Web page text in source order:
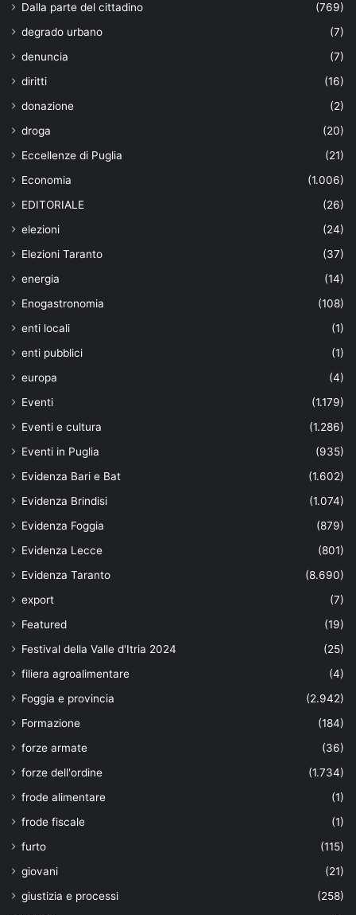
Dalla parte del cittadino
(769)
degrado urbano
(7)
denuncia
(7)
diritti
(16)
donazione
(2)
droga
(20)
Eccellenze di Puglia
(21)
Economia
(1.006)
EDITORIALE
(26)
elezioni
(24)
Elezioni Taranto
(37)
energia
(14)
Enogastronomia
(108)
enti locali
(1)
enti pubblici
(1)
europa
(4)
Eventi
(1.179)
Eventi e cultura
(1.286)
Eventi in Puglia
(935)
Evidenza Bari e Bat
(1.602)
Evidenza Brindisi
(1.074)
Evidenza Foggia
(879)
Evidenza Lecce
(801)
Evidenza Taranto
(8.690)
export
(7)
Featured
(19)
Festival della Valle d'Itria 2024
(25)
filiera agroalimentare
(4)
Foggia e provincia
(2.942)
Formazione
(184)
forze armate
(36)
forze dell'ordine
(1.734)
frode alimentare
(1)
frode fiscale
(1)
furto
(115)
giovani
(21)
giustizia e processi
(258)